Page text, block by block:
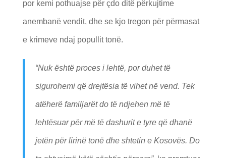
por kemi pothuajse për çdo ditë përkujtime
anembanë vendit, dhe se kjo tregon për përmasat
e krimeve ndaj popullit tonë.
“Nuk është proces i lehtë, por duhet të
sigurohemi që drejtësia të vihet në vend. Tek
atëherë familjarët do të ndjehen më të
lehtësuar për më të dashurit e tyre që dhanë
jetën për lirinë tonë dhe shtetin e Kosovës. Do